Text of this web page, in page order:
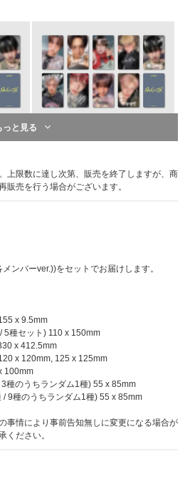
(Mini CD-R ver.)のいずれかのCD1枚ご購
募抽選用シリアルナンバー」を3点、9形態
トの場合は12点差し上げます。
」は先着です。無くなり次第予告なく配布
to Life'シリアルナンバー特典 概要】
年1月13日(火)10:59まで(全4回)
異なります。参加を希望するイベントの応募
更新：応募スケジュールに一部変更がご
)11:00～11月3日(月)10:59 当落発表：11月6
2回目で最終応募になります。
オンラインイベント、サイン入り告知ポス
】
にご予約・ご購入のお客様に先着で、2スト
異なるラッキードローイベント限定絵柄
代わり、メンバーの直筆メッセージやイラス
ーイベント限定絵柄「手書きデコプリント入
(全9種)をランダムでお届けいたします。
MUSIC STOREのフォトカードの
トをご用意！
柄「メンバー別フォトカード」に加え、各メ
トカード」を抽選でプレゼントいたします！
ド」のメンバーはランダムとなります。
ッキードローイベント限定絵柄「メンバー
します。
フォトカード」は、&TEAM Weverse Shop
様)、UNIVERSAL MUSIC STOREで各メン
たは「手書きデコプリントフォトカード」
ード」ご当選の方には、「メンバー別フォ
っと見る
上限数に達し次第、販売を終了しますが、商
販売を行う場合がございます。
ンバーver.))をセットでお届けします。
x 9.5mm
5種セット) 110 x 150mm
x 412.5mm
x 120mm, 125 x 125mm
100mm
種のうちランダム1種) 55 x 85mm
9種のうちランダム1種) 55 x 85mm
事情により事前告知無しに変更になる場合が
ください。